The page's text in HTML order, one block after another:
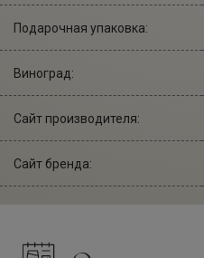
Подарочная упаковка:
Виноград:
Сайт производителя:
Сайт бренда: